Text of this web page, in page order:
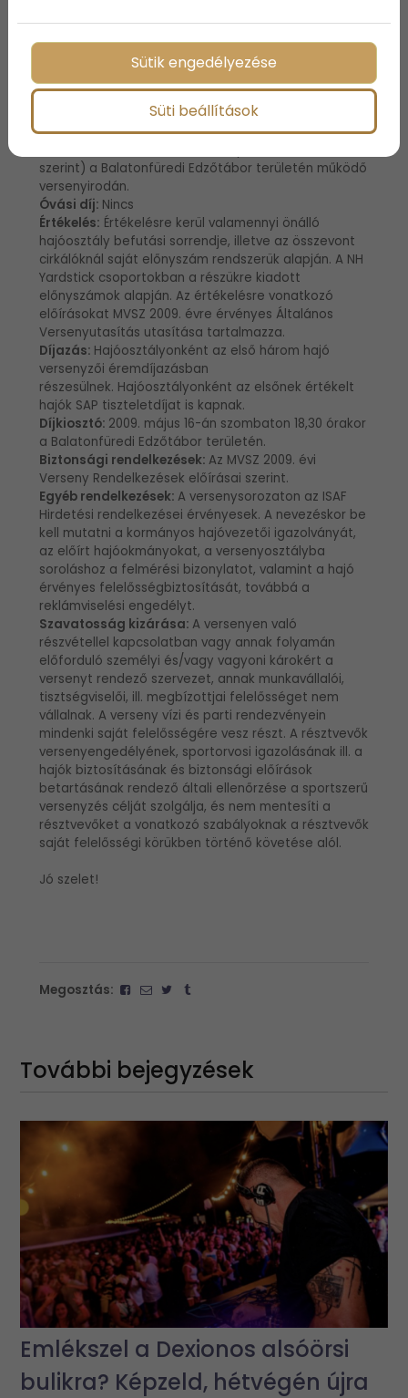
Pályarövidítés:Bármely pályajelnél lehetséges.
Időkorlátozás: 2009. május 16-án 16,30 óráig lehet
érvényesen célba futni.
A célvonalon való áthaladás a
verseny szabályszerű teljesítését jelenti.
Az óvást legkésőbb a Versenyvezetőségi hajó
partra érkezése után 1 órával írásban kell beadni (Az
szerint) a Balatonfüredi Edzőtábor területén működő
versenyirodán.
Óvási díj: Nincs
Értékelés: Értékelésre kerül valamennyi önálló
hajóosztály befutási sorrendje, illetve az összevont
cirkálóknál saját előnyszám rendszerük alapján. A NH
Yardstick csoportokban a részükre kiadott
előnyszámok alapján. Az értékelésre vonatkozó
előírásokat MVSZ 2009. évre érvényes Általános
Versenyutasítás utasítása tartalmazza.
Díjazás: Hajóosztályonként az első három hajó
versenyzői éremdíjazásban
részesülnek. Hajóosztályonként az elsőnek értékelt
hajók SAP tiszteletdíjat is kapnak.
Díjkiosztó: 2009. május 16-án szombaton 18,30 órakor
a Balatonfüredi Edzőtábor területén.
Biztonsági rendelkezések: Az MVSZ 2009. évi
Verseny Rendelkezések előírásai szerint.
Egyéb rendelkezések: A versenysorozaton az ISAF
Hirdetési rendelkezései érvényesek. A nevezéskor be
kell mutatni a kormányos hajóvezetői igazolványát,
az előírt hajóokmányokat, a versenyosztályba
soroláshoz a felmérési bizonylatot, valamint a hajó
érvényes felelősségbiztosítását, továbbá a
reklámviselési engedélyt.
Szavatosság kizárása: A versenyen való
részvétellel kapcsolatban vagy annak folyamán
előforduló személyi és/vagy vagyoni károkért a
versenyt rendező szervezet, annak munkavállalói,
tisztségviselői, ill. megbízottjai felelősséget nem
vállalnak. A verseny vízi és parti rendezvényein
mindenki saját felelősségére vesz részt. A résztvevők
versenyengedélyének, sportorvosi igazolásának ill. a
hajók biztosításának és biztonsági előírások
betartásának rendező általi ellenőrzése a sportszerű
versenyzés célját szolgálja, és nem mentesíti a
résztvevőket a vonatkozó szabályoknak a résztvevők
saját felelősségi körükben történő követése alól.
Jó szelet!
Megosztás:
További bejegyzések
Emlékszel a Dexionos alsóörsi
bulikra? Képzeld, hétvégén újra
Sütik engedélyezése
Süti beállítások